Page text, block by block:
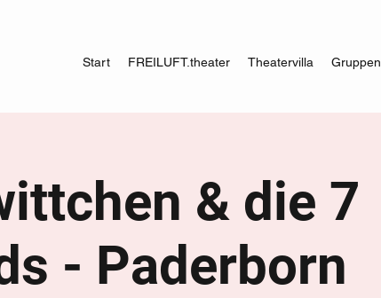
Start FREILUFT.theater Theatervilla Gruppen
& die 7
- Paderborn